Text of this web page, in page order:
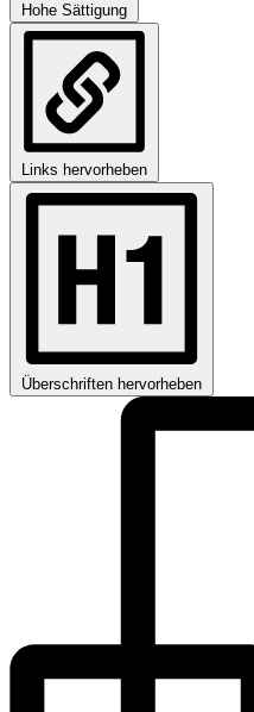
Hohe Sättigung
Links hervorheben
Überschriften hervorheben